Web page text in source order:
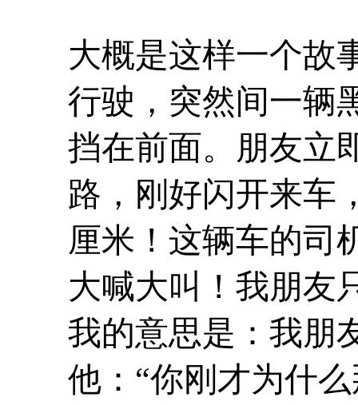
大概是这样一个故
行驶，突然间一辆
挡在前面。朋友立
路，刚好闪开来车
厘米！这辆车的司
大喊大叫！我朋友
我的意思是：我朋
他：“你刚才为什